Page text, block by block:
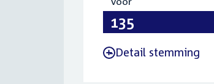
135
- Detail stemming